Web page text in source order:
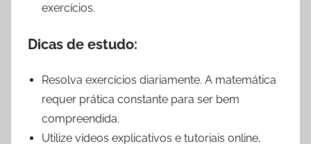
exercícios.
Dicas de estudo:
Resolva exercícios diariamente. A matemática
requer prática constante para ser bem
compreendida.
Utilize vídeos explicativos e tutoriais online,